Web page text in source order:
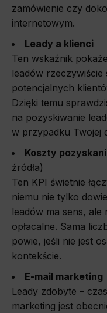
zamówienie czy
internetowym.
Leady a klienci
Ten wskaźnik
leadów rzeczywiście
potencjalnych
Dzięki temu
na pozyskiwanie
w przypadku Twojej
Koszty
źródła)
Ten KPI świetnie
niemu nie tylko
leadów ma sens, ale
opłacalne. Sama
powie, jeśli nie jest
kontekście.
E-mail marketing
Leady zdobyte –
marketing jest